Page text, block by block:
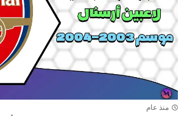
منذ عام